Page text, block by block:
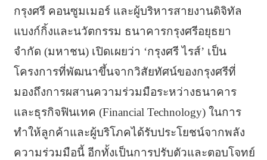
กรุงศรี คอนซูมเมอร์ และผู้บริหารสายงานดิจิทัล
แบงก์กิ้งและนวัตกรรม ธนาคารกรุงศรีอยุธยา
จำกัด (มหาชน) เปิดเผยว่า ‘กรุงศรี ไรส์’ เป็น
โครงการที่พัฒนาขึ้นจากวิสัยทัศน์ของกรุงศรีที่
มองถึงการผสานความร่วมมือระหว่างธนาคาร
และธุรกิจฟินเทค (Financial Technology) ในการ
ทำให้ลูกค้าและผู้บริโภคได้รับประโยชน์จากพลัง
ความร่วมมือนี้ อีกทั้งเป็นการปรับตัวและตอบโจทย์